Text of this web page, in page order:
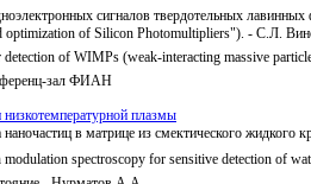
сигналов твердотельных
optimization of Silicon Photomultipliers"). - С.Л.
detection of WIMPs (weak-interacting massive
зал ФИАН
плазмы
в матрице из смектического жидкого
spectroscopy for sensitive detection of